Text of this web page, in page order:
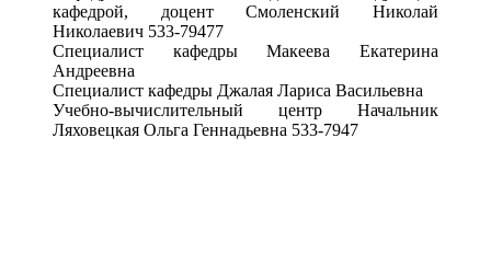
кафедрой, доцент Смоленский Николай
Николаевич 533-79477
Специалист кафедры Макеева Екатерина
Андреевна
Специалист кафедры Джалая Лариса Васильевна
Учебно-вычислительный центр Начальник
Ляховецкая Ольга Геннадьевна 533-7947